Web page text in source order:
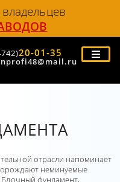
20-01-35
отрасли напоминает
неминуемые
Блочный фундамент,